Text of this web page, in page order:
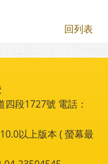
回列表
段1727號 電話：
以上版本 ( 螢幕最